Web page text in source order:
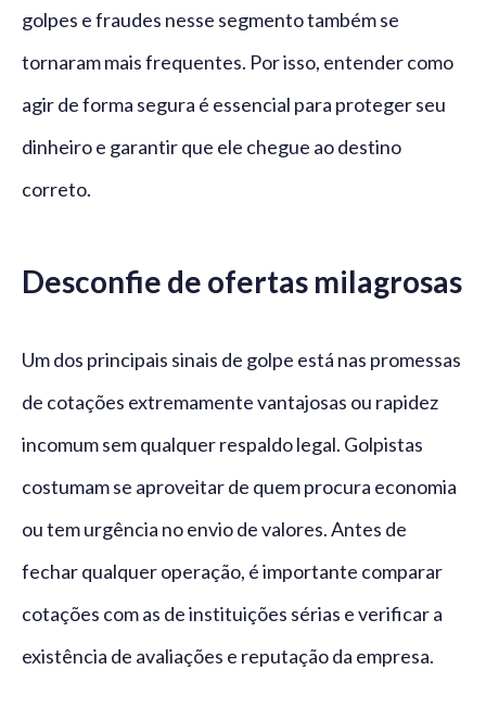
golpes e fraudes nesse segmento também se
tornaram mais frequentes. Por isso, entender como
agir de forma segura é essencial para proteger seu
dinheiro e garantir que ele chegue ao destino
correto.
Desconfie de ofertas milagrosas
Um dos principais sinais de golpe está nas promessas
de cotações extremamente vantajosas ou rapidez
incomum sem qualquer respaldo legal. Golpistas
costumam se aproveitar de quem procura economia
ou tem urgência no envio de valores. Antes de
fechar qualquer operação, é importante comparar
cotações com as de instituições sérias e verificar a
existência de avaliações e reputação da empresa.